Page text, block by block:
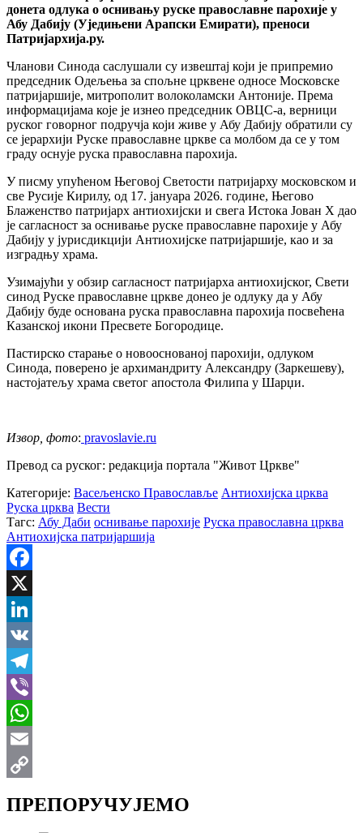
донета одлука о оснивању руске православне парохије у
Абу Дабију (Уједињени Арапски Емирати), преноси
Патријархија.ру.
Чланови Синода саслушали су извештај који је припремио
председник Одељења за спољне црквене односе Московске
патријаршије, митрополит волоколамски Антоније. Према
информацијама које је изнео председник ОВЦС-а, верници
руског говорног подручја који живе у Абу Дабију обратили су
се јерархији Руске православне цркве са молбом да се у том
граду оснује руска православна парохија.
У писму упућеном Његовој Светости патријарху московском и
све Русије Кирилу, од 17. јануара 2026. године, Његово
Блаженство патријарх антиохијски и свега Истока Јован X дао
је сагласност за оснивање руске православне парохије у Абу
Дабију у јурисдикцији Антиохијске патријаршије, као и за
изградњу храма.
Узимајући у обзир сагласност патријарха антиохијског, Свети
синод Руске православне цркве донео је одлуку да у Абу
Дабију буде основана руска православна парохија посвећена
Казанској икони Пресвете Богородице.
Пастирско старање о новооснованој парохији, одлуком
Синода, поверено је архимандриту Александру (Заркешеву),
настојатељу храма светог апостола Филипа у Шарџи.
Извор, фото: pravoslavie.ru
Превод са руског: редакција портала "Живот Цркве"
Категорије: Васељенско Православље Антиохијска црква
Руска црква Вести
Тагс: Абу Даби оснивање парохије Руска православна црква
Антиохијска патријаршија
Facebook
X
LinkedIn
VK
Telegram
Viber
WhatsApp
Email
ПРЕПОРУЧУЈЕМО